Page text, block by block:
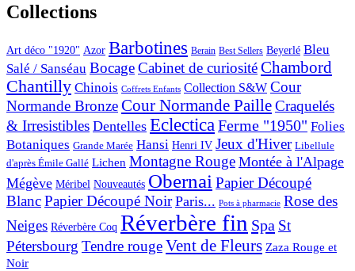
Collections
Art déco "1920" Azor Barbotines Berain Best Sellers Beyerlé Bleu
Salé / Sanséau BocageCabinet de curiositéChambord
Chantilly Chinois Coffrets Enfants Collection S&W Cour
Normande BronzeCour Normande PailleCraquelés
& Irresistibles Dentelles EclecticaFerme "1950" Folies
Botaniques Grande Marée Hansi Henri IV Jeux d'Hiver Libellule
d'après Émile Gallé Lichen Montagne Rouge Montée à l'Alpage
Mégève Méribel Nouveautés ObernaiPapier Découpé
BlancPapier Découpé Noir Paris... Pots à pharmacie Rose des
Neiges Réverbère Coq Réverbère fin Spa St
Pétersbourg Tendre rougeVent de Fleurs Zaza Rouge et
Noir